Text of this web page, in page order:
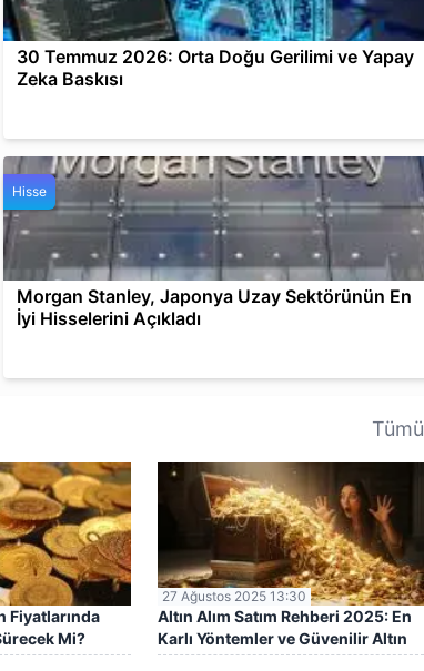
30 Temmuz 2026: Orta Doğu Gerilimi ve Yapay
Zeka Baskısı
Hisse
Morgan Stanley, Japonya Uzay Sektörünün En
İyi Hisselerini Açıkladı
Tümü
Fiyatlarında
Mi?
27 Ağustos 2025 13:30
Altın Alım Satım Rehberi 2025: En
Karlı Yöntemler ve Güvenilir Altın
Yatırım Adresleri